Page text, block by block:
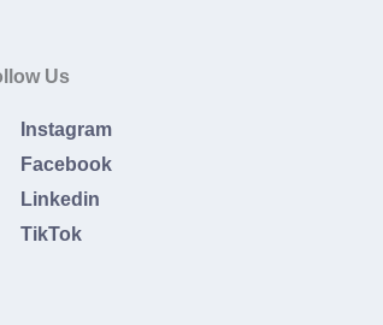
Us
Instagram
Facebook
Linkedin
TikTok